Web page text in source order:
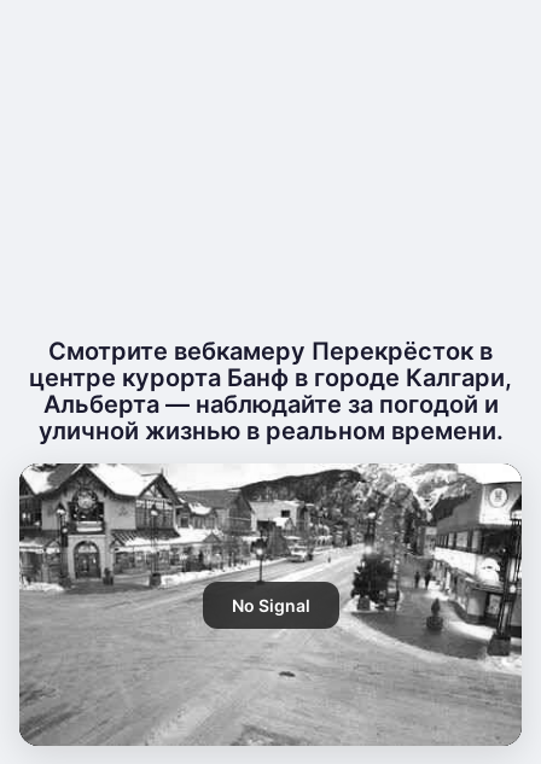
Смотрите вебкамеру Перекрёсток в
центре курорта Банф в городе Калгари,
Альберта — наблюдайте за погодой и
уличной жизнью в реальном времени.
No Signal